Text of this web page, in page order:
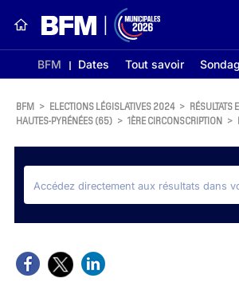
BFM Dates Tout savoir
BFM > ELECTIONS LÉGISLATIVES 2024 > RÉSULTATS
HAUTES-PYRÉNÉES (65) > 1ÈRE CIRCONSCRIPTION >